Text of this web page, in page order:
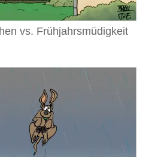
vs. Frühjahrsmüdigkeit